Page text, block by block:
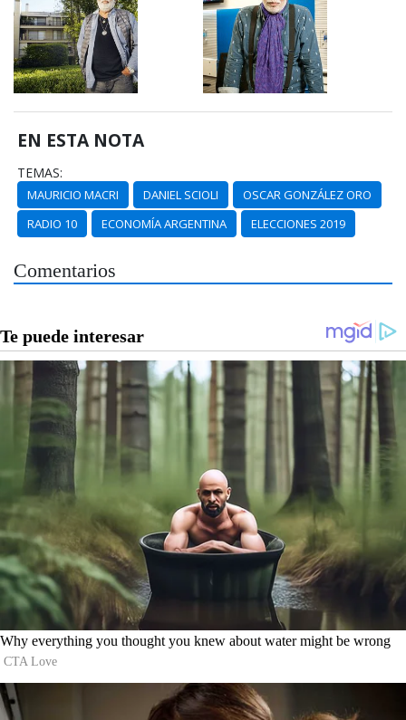
EN ESTA NOTA
TEMAS:
MAURICIO MACRI DANIEL SCIOLI
OSCAR GONZÁLEZ ORO
RADIO 10
ECONOMÍA ARGENTINA ELECCIONES 2019
Comentarios